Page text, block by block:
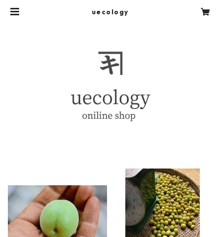
uecology